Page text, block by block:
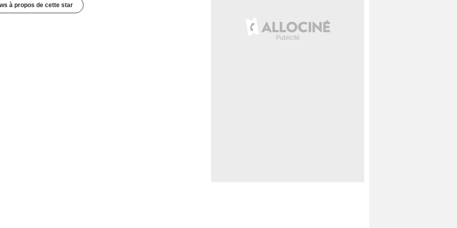
à propos de cette star